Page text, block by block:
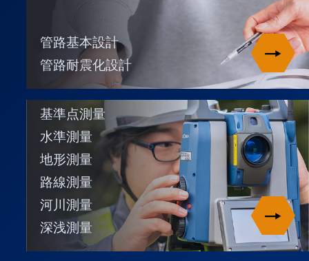
管路基本設計
管路耐震化設計
基準点測量
水準測量
地形測量
路線測量
河川測量
深浅測量